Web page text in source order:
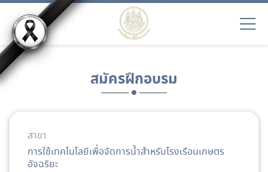
สมัครฝึกอบรม
สาขา
การใช้เทคโนโลยีเพื่อจัดการน้ำสำหรับโรงเรือนเกษตร
อัจฉริยะ